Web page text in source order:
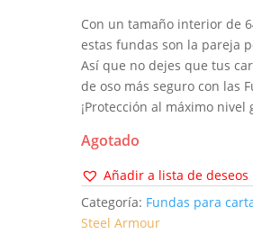
Con un tamaño interior de
estas fundas son la pareja
Así que no dejes que tus
de oso más seguro con las
¡Protección al máximo nivel
Agotado
Añadir a lista de deseos
Categoría: Fundas para
Steel Armour